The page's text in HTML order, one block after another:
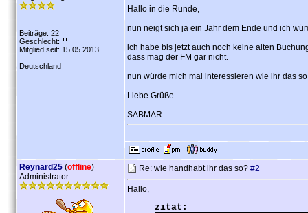
Beiträge: 22
Geschlecht:
Mitglied seit: 15.05.2013
Deutschland
Hallo in die Runde,
nun neigt sich ja ein Jahr dem Ende und ich
ich habe bis jetzt auch noch keine alten
dass mag der FM gar nicht.
nun würde mich mal interessieren wie ihr das
Liebe Grüße
SABMAR
Reynard25 (offline)
Administrator
Re: wie handhabt ihr das so? #2
Hallo,
zitat: